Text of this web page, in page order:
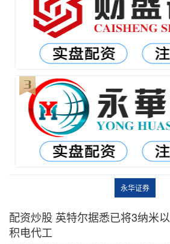
永华证券
配资炒股 英特尔据悉已将3纳米
积电代工